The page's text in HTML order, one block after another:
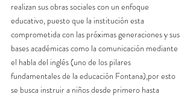
realizan sus obras sociales con un enfoque
educativo, puesto que la institución esta
comprometida con las próximas generaciones y sus
bases académicas como la comunicación mediante
el habla del inglés (uno de los pilares
fundamentales de la educación Fontana),por esto
se busca instruir a niños desde primero hasta